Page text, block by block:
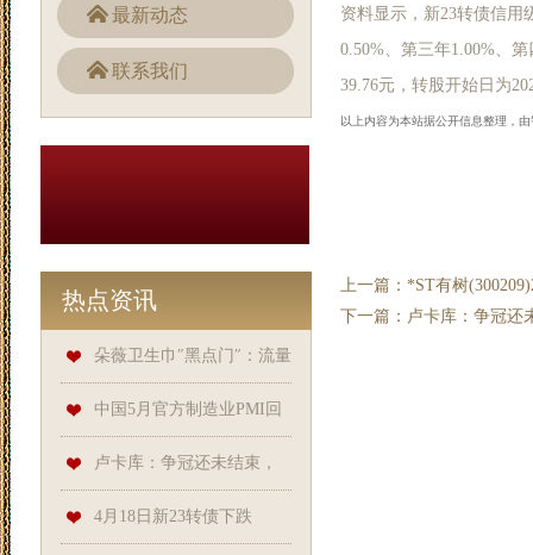
最新动态
联系我们
热点资讯
朵薇卫生巾″黑点门″：流量
狂欢下的品控失守行业乱象的 ″
冰山一角″_检测_品牌_事件
中国5月官方制造业PMI回
升至49.5，非制造业延续扩张
卢卡库：争冠还未结束，
希望国米顺利
4月18日新23转债下跌
资料显示，新23转债信用
0.50%、第三年1.00%、
39.76元，转股开始日为
以上内容为本站据公开信息整理，
上一篇： *ST有树
下一篇： 卢卡库：争冠还